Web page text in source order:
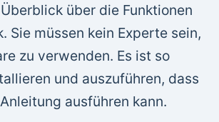
über die Funktionen
Sie müssen kein Experte sein,
zu verwenden. Es ist so
und auszuführen, dass
ausführen kann.